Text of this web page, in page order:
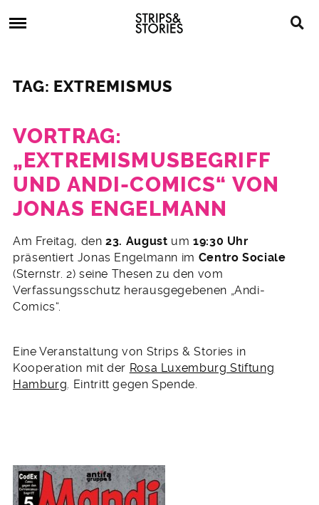
to
Strips
&
Stories
Comics,
TAG: EXTREMISMUS
VORTRAG:
„EXTREMISMUSBEGRIFF
UND ANDI-COMICS“ VON
JONAS ENGELMANN
30.
Juli
2013
Am Freitag, den23. August um19:30 Uhr
präsentiert Jonas Engelmann im Centro Sociale
(Sternstr. 2) seine Thesen zu den vom
Verfassungsschutz herausgegebenen „Andi-
Comics“.
Eine Veranstaltung von Strips & Stories in
Kooperation mit der Rosa Luxemburg Stiftung
Hamburg . Eintritt gegen Spende.